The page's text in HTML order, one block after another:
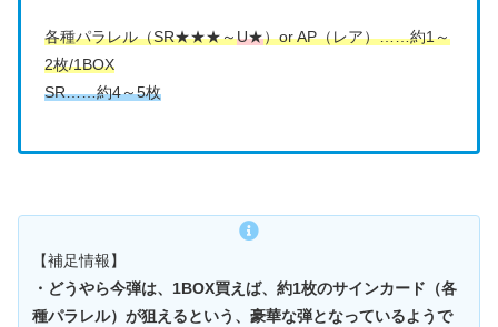
各種パラレル（SR★★★～U★）or AP（レア）……約1～
2枚/1BOX
SR……約4～5枚
【補足情報】
・どうやら今弾は、1BOX買えば、約1枚のサインカード（各
種パラレル）が狙えるという、豪華な弾となっているようで